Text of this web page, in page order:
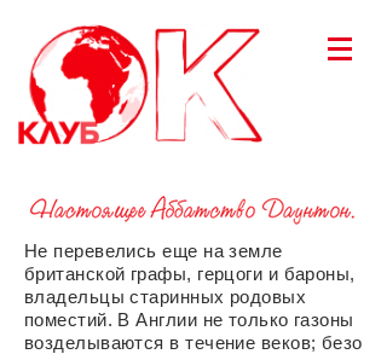
Не перевелись еще на земле
британской графы, герцоги и бароны,
владельцы старинных родовых
поместий. В Англии не только газоны
возделываются в течение веков; безо